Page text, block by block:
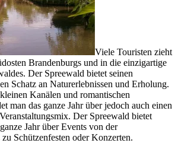
Viele Touristen zieht
Brandenburgs und in die einzigartige
Der Spreewald bietet seinen
Schatz an Naturerlebnissen und Erholung.
Kanälen und romantischen
man das ganze Jahr über jedoch auch einen
Der Spreewald bietet
Jahr über Events von der
Schützenfesten oder Konzerten.